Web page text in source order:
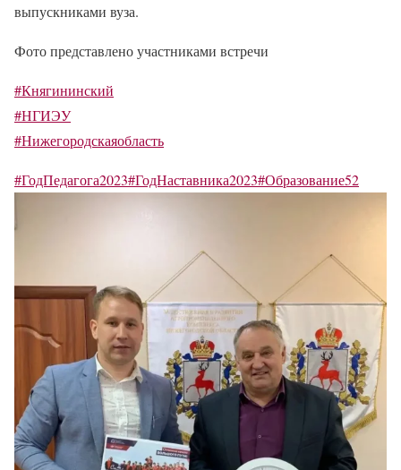
выпускниками вуза.
Фото представлено участниками встречи
#Княгининский
#НГИЭУ
#Нижегородскаяобласть
#ГодПедагога2023#ГодНаставника2023#Образование52